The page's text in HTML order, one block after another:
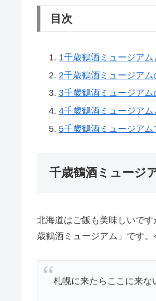
目次
1千歳鶴酒ミュージアム
2千歳鶴酒ミュージアム
3千歳鶴酒ミュージアム
4千歳鶴酒ミュージア
5千歳鶴酒ミュージア
千歳鶴酒ミュージ
北海道はご飯も美味しいで
歳鶴酒ミュージアム」です
札幌に来たらここに来な